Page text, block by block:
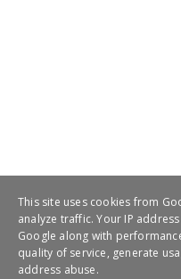
This site uses cookies from
analyze traffic. Your IP
Google along with
quality of service, generate
address abuse.